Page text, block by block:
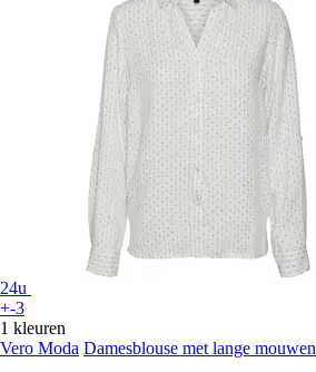
24u
+-3
1 kleuren
Vero Moda Damesblouse met lange